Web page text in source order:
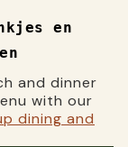
en
and dinner
with our
dining and